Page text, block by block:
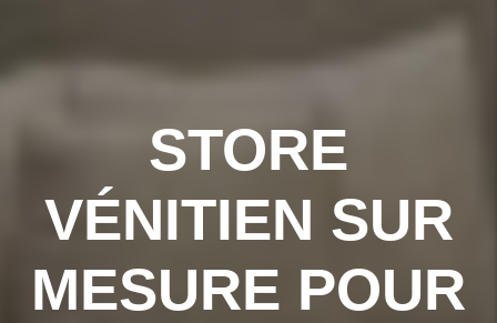
STORE
VÉNITIEN SUR
MESURE POUR